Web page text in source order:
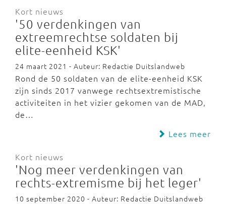
Kort nieuws
'50 verdenkingen van
extreemrechtse soldaten bij
elite-eenheid KSK'
24 maart 2021 - Auteur: Redactie Duitslandweb
Rond de 50 soldaten van de elite-eenheid KSK
zijn sinds 2017 vanwege rechtsextremistische
activiteiten in het vizier gekomen van de MAD,
de…
Lees meer
Kort nieuws
'Nog meer verdenkingen van
rechts-extremisme bij het leger'
10 september 2020 - Auteur: Redactie Duitslandweb